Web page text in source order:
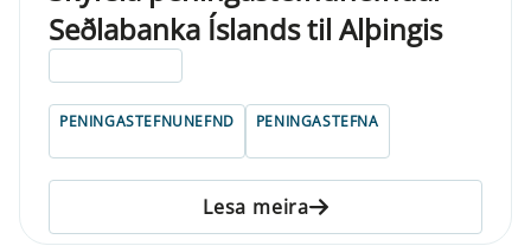
Seðlabanka Íslands til Alþingis
PENINGASTEFNUNEFND PENINGASTEFNA
Lesa meira